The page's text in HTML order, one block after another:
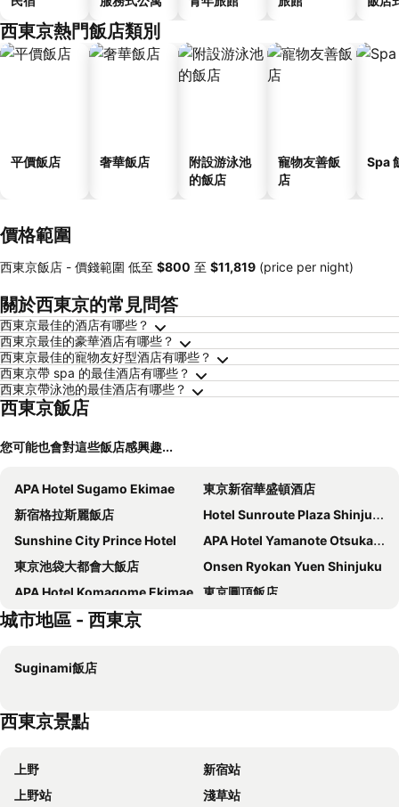
西東京熱門飯店類別
平價飯店 奢華飯店
附設游泳池
的飯店
寵物友善飯
店
Spa
價格範圍
西東京飯店 - 價錢範圍 低至 ‎$800 至 ‎$11,819 (price per night)
關於西東京的常見問答
西東京最佳的酒店有哪些？
西東京最佳的豪華酒店有哪些？
西東京最佳的寵物友好型酒店有哪些？
西東京帶 spa 的最佳酒店有哪些？
西東京帶泳池的最佳酒店有哪些？
西東京飯店
您可能也會對這些飯店感興趣...
APA Hotel Sugamo Ekimae
東京新宿華盛頓酒店
新宿格拉斯麗飯店
Hotel Sunroute Plaza Shinjuku
Sunshine City Prince Hotel
APA Hotel Yamanote Otsuka Ekimae Tower
東京池袋大都會大飯店
Onsen Ryokan Yuen Shinjuku
APA Hotel Komagome Ekimae
東京圓頂飯店
Shinjuku Kuyakusho-mae Capsule Hotel
APA 新宿歌舞伎町塔樓飯店
六本木雷姆飯店
APA HOTEL Roppongi Six
MIMARU Tokyo Ikebukuro
新宿華盛頓飯店新館
Daiichi Inn Ikebukuro
城市地區 - 西東京
Suginami飯店
西東京景點
上野
新宿站
上野站
淺草站